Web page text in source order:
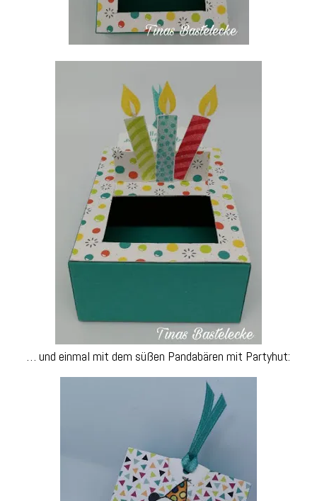
… und einmal mit dem süßen Pandabären mit Partyhut: